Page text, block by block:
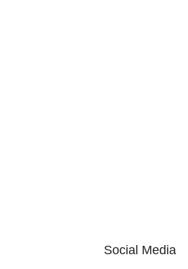
Social Media